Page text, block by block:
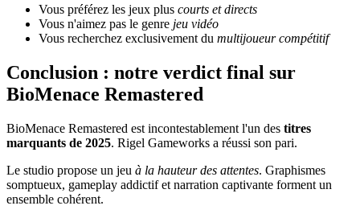
Vous préférez les jeux plus courts et directs
Vous n'aimez pas le genre jeu vidéo
Vous recherchez exclusivement du multijoueur compétitif
Conclusion : notre verdict final sur
BioMenace Remastered
BioMenace Remastered est incontestablement l'un des titres
marquants de 2025. Rigel Gameworks a réussi son pari.
Le studio propose un jeu à la hauteur des attentes. Graphismes
somptueux, gameplay addictif et narration captivante forment un
ensemble cohérent.